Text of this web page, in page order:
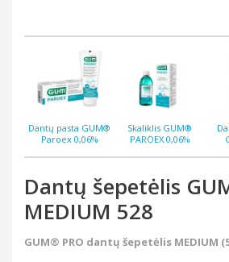
Dantų pasta GUM®
Paroex 0,06%
75ml
Skaliklis GUM®
PAROEX 0,06%
500ml
Dantų šepetėlis
MEDIUM 528
GUM® PRO dantų šepetėlis MEDIUM